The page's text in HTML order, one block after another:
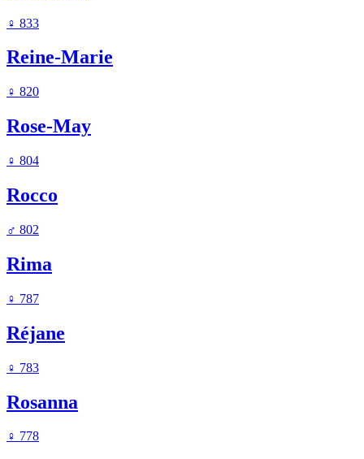
♀ 833
Reine-Marie
♀ 820
Rose-May
♀ 804
Rocco
♂ 802
Rima
♀ 787
Réjane
♀ 783
Rosanna
♀ 778